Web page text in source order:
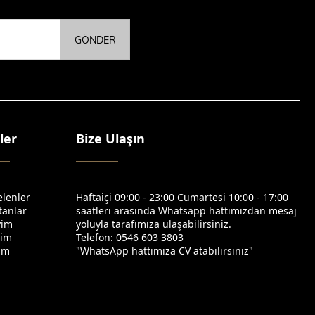
GÖNDER
Bize Ulaşın
Haftaiçi 09:00 - 23:00 Cumartesi 10:00 - 17:00
saatleri arasında Whatsapp hattımızdan mesaj
yoluyla tarafımıza ulaşabilirsiniz.
Telefon: 0546 603 3803
"WhatsApp hattımıza CV atabilirsiniz"